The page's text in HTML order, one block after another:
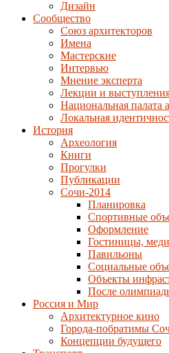
Дизайн
Сообщество
Союз архитекторов
Имена
Мастерские
Интервью
Мнение эксперта
Лекции и
Национальная палата
Локальная
История
Археология
Книги
Прогулки
Публикации
Сочи-2014
Планировка
Спортивные
Оформление
Гостиницы,
Павильоны
Социальные
Объекты
После
Россия и Мир
Архитектурное кино
Города-побратимы
Концепции будущего